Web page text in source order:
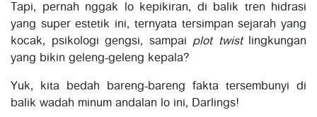
Tapi, pernah nggak lo kepikiran, di balik tren hidrasi
yang super estetik ini, ternyata tersimpan sejarah yang
kocak, psikologi gengsi, sampai plot twistlingkungan
yang bikin geleng-geleng kepala?
Yuk, kita bedah bareng-bareng fakta tersembunyi di
balik wadah minum andalan lo ini, Darlings!